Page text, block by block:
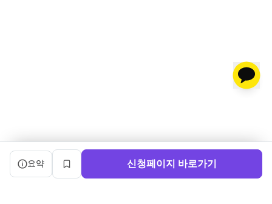
캠프 요약 정보와 상세 도우미, 북마크, 신청 버튼을 제공한다.
요약
북마크 신청페이지 바로가기